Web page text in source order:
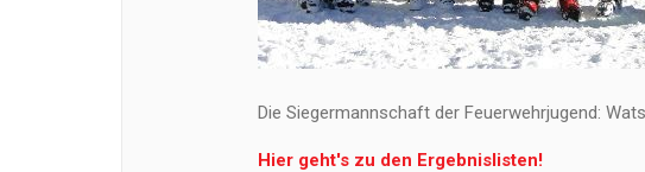
Die Siegermannschaft der Feuerwehrjugend:
Hier geht's zu den Ergebnislisten!